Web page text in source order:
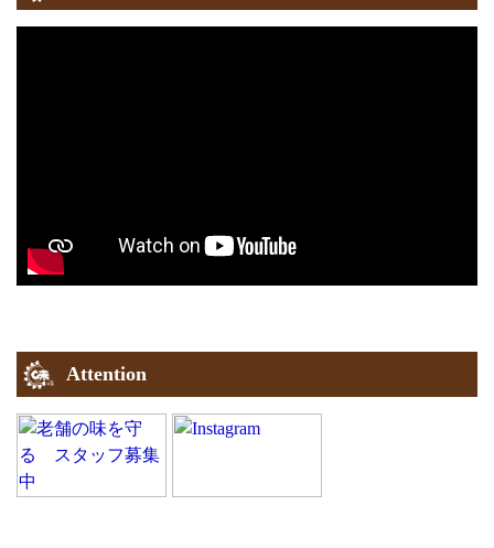
Attention